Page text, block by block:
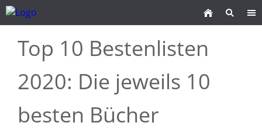
Top 10 Bestenlisten
2020: Die jeweils 10
besten Bücher